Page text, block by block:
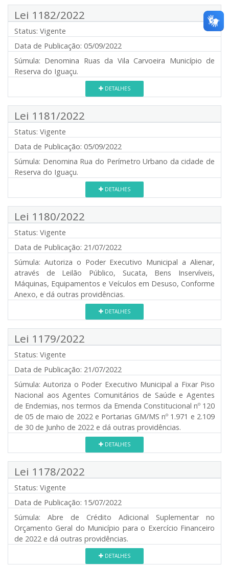
Lei 1182/2022
Status: Vigente
Data de Publicação: 05/09/2022
Súmula: Denomina Ruas da Vila Carvoeira Município de
Reserva do Iguaçu.
DETALHES
Lei 1181/2022
Status: Vigente
Data de Publicação: 05/09/2022
Súmula: Denomina Rua do Perímetro Urbano da cidade de
Reserva do Iguaçu.
DETALHES
Lei 1180/2022
Status: Vigente
Data de Publicação: 21/07/2022
Súmula: Autoriza o Poder Executivo Municipal a Alienar,
através de Leilão Público, Sucata, Bens Inservíveis,
Máquinas, Equipamentos e Veículos em Desuso, Conforme
Anexo, e dá outras providências.
DETALHES
Lei 1179/2022
Status: Vigente
Data de Publicação: 21/07/2022
Súmula: Autoriza o Poder Executivo Municipal a Fixar Piso
Nacional aos Agentes Comunitários de Saúde e Agentes
de Endemias, nos termos da Emenda Constitucional nº 120
de 05 de maio de 2022 e Portarias GM/MS nº 1.971 e 2.109
de 30 de Junho de 2022 e dá outras providências.
DETALHES
Lei 1178/2022
Status: Vigente
Data de Publicação: 15/07/2022
Súmula: Abre de Crédito Adicional Suplementar no
Orçamento Geral do Município para o Exercício Financeiro
de 2022 e dá outras providências.
DETALHES